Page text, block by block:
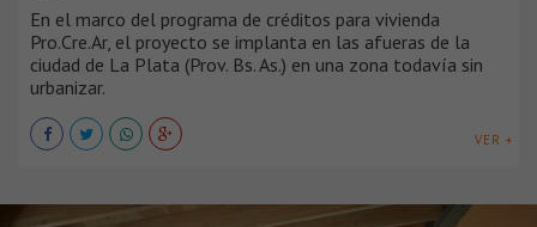
En el marco del programa de créditos para vivienda
Pro.Cre.Ar, el proyecto se implanta en las afueras de la
ciudad de La Plata (Prov. Bs. As.) en una zona todavía sin
urbanizar.
VER +